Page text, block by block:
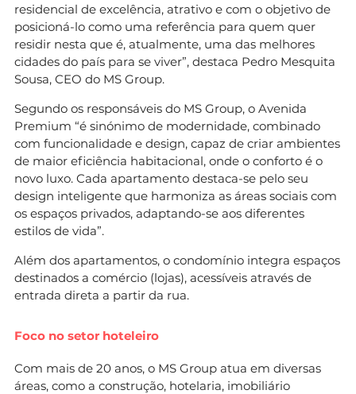
residencial de excelência, atrativo e com o objetivo de
posicioná-lo como uma referência para quem quer
residir nesta que é, atualmente, uma das melhores
cidades do país para se viver”, destaca Pedro Mesquita
Sousa, CEO do MS Group.
Segundo os responsáveis do MS Group, o Avenida
Premium “é sinónimo de modernidade, combinado
com funcionalidade e design, capaz de criar ambientes
de maior eficiência habitacional, onde o conforto é o
novo luxo. Cada apartamento destaca-se pelo seu
design inteligente que harmoniza as áreas sociais com
os espaços privados, adaptando-se aos diferentes
estilos de vida”.
Além dos apartamentos, o condomínio integra espaços
destinados a comércio (lojas), acessíveis através de
entrada direta a partir da rua.
Foco no setor hoteleiro
Com mais de 20 anos, o MS Group atua em diversas
áreas, como a construção, hotelaria, imobiliário